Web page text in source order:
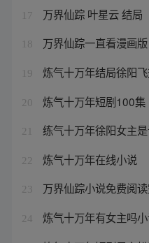
17 万界仙踪 叶星云 结局
18 万界仙踪一直看漫画版
19 炼气十万年结局徐阳
20 炼气十万年短剧100集
21 练气十万年徐阳女主
22 炼气十万年在线小说
23 万界仙踪小说免费阅
24 炼气十万年有女主吗